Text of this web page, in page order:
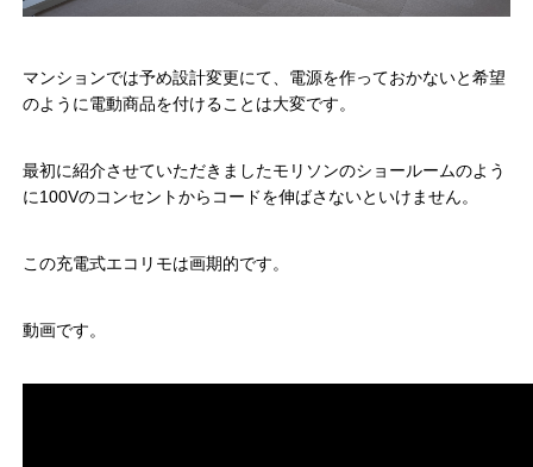
マンションでは予め設計変更にて、電源を作っておかないと希望
のように電動商品を付けることは大変です。
最初に紹介させていただきましたモリソンのショールームのよう
に100Vのコンセントからコードを伸ばさないといけません。
この充電式エコリモは画期的です。
動画です。